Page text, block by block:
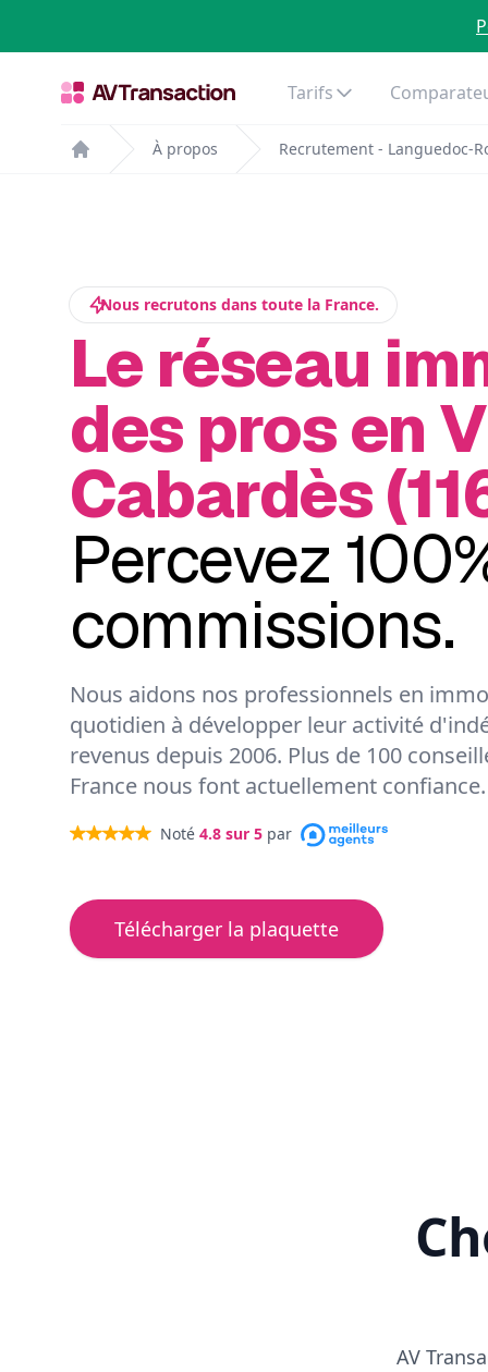
Tarifs
Home
À propos Recrutement - Languedoc-
Nous recrutons dans toute la France.
Le réseau
des pros en
Cabardès
Percevez
commissions.
Nous aidons nos professionnels en
quotidien à développer leur activité
revenus depuis 2006. Plus de 100
France nous font actuellement confiance.
Noté 4.8 sur 5 par
Télécharger la plaquette
AV